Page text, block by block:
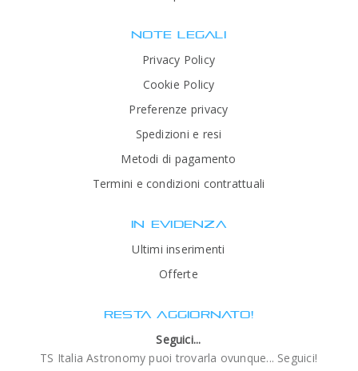
NOTE LEGALI
Privacy Policy
Cookie Policy
Preferenze privacy
Spedizioni e resi
Metodi di pagamento
Termini e condizioni contrattuali
IN EVIDENZA
Ultimi inserimenti
Offerte
RESTA AGGIORNATO!
Seguici...
TS Italia Astronomy puoi trovarla ovunque... Seguici!